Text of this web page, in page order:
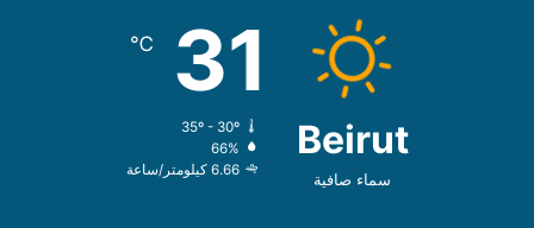
Beirut
سماء صافية
31
℃
35º - 30º
66%
6.66 كيلومتر/ساعة